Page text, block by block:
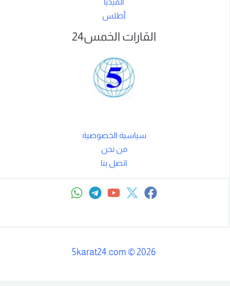
أطلس
القارات الخمس24
سياسية الخصوصية
من نحن
اتصل بنا
©
5karat24.com